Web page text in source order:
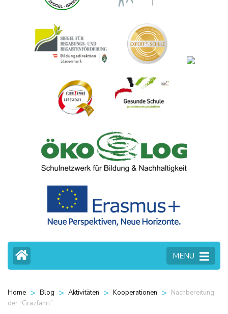
MENU
Home > Blog > Aktivitäten > Kooperationen > Nachbereitung
der “Grazfahrt”